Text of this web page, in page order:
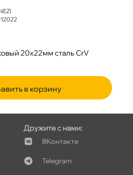
20х22мм сталь CrV
в корзину
Дружите с нами:
Контакте
Telegram